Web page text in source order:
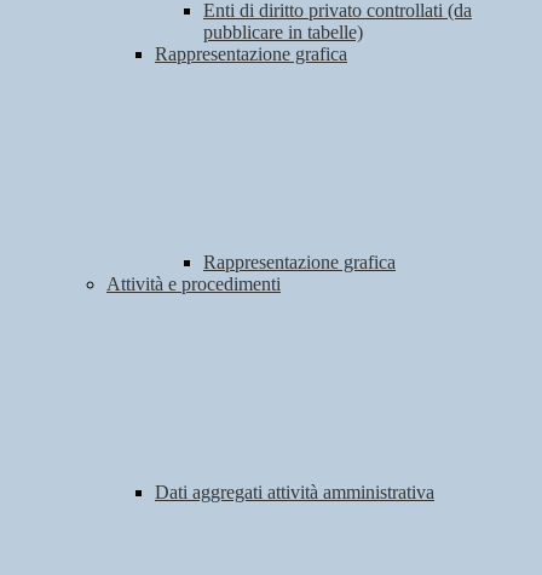
Enti di diritto privato controllati (da
pubblicare in tabelle)
Rappresentazione grafica
Rappresentazione grafica
Attività e procedimenti
Dati aggregati attività amministrativa